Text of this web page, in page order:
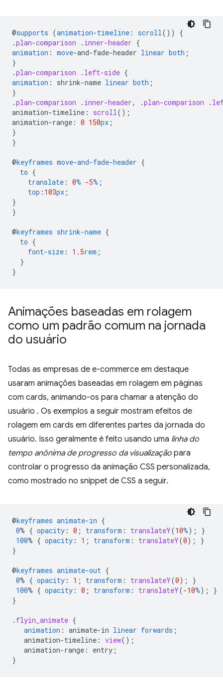
@supports (animation-timeline : scroll())
{
.plan-comparison . inner-header {
animation : move-and-fade-header linear both ;
}
.plan-comparison . left-side {
animation : shrink-name linear both ;
}
.plan-comparison . inner-header, .plan-comparison .
animation-timeline : scroll();
animation-range : 0 150px ;
}
}
@keyframes move-and-fade-header {
to {
translate : 0% -5% ;
top : 103px ;
}
}
@keyframes shrink-name {
to {
font-size : 1.5rem ;
}
}
Animações baseadas em rolagem
como um padrão comum na jornada
do usuário
Todas as empresas de e-commerce em destaque
usaram animações baseadas em rolagem em páginas
com cards, animando-os para chamar a atenção do
usuário . Os exemplos a seguir mostram efeitos de
rolagem em cards em diferentes partes da jornada do
usuário. Isso geralmente é feito usando uma linha do
tempo anônima de progresso da visualização para
controlar o progresso da animação CSS personalizada,
como mostrado no snippet de CSS a seguir.
@keyframes animate-in {
0% { opacity : 0 ; transform : translateY(10%);
}
100% { opacity : 1 ; transform : translateY(0);
}
}
@keyframes animate-out {
0% { opacity : 1 ; transform : translateY(0);
}
100% { opacity : 0 ; transform : translateY(-10%);
}
}
. flyin_animate {
animation : animate-in linear forwards ;
animation-timeline : view();
animation-range : entry ;
}